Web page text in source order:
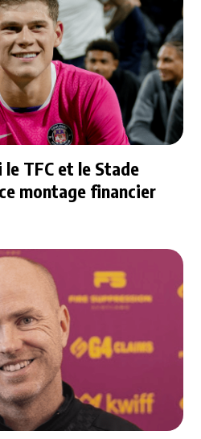
TFC et le Stade
montage financier